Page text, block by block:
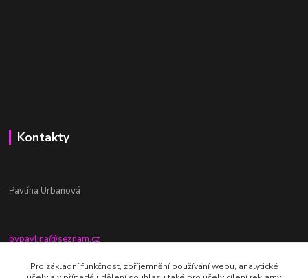
Kontakty
Pavlína Urbanová
bypavlina@seznam.cz
+420774917196
Pro základní funkčnost, zpříjemnění používání webu, analytické